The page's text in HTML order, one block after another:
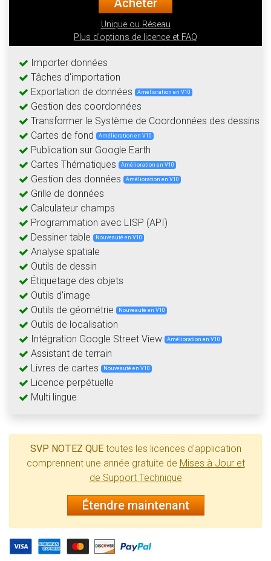
Acheter
Unique ou Réseau
Plus d'options de licence et FAQ
Importer données
Tâches d'importation
Exportation de données
Amélioration en V10
Gestion des coordonnées
Transformer le Système de Coordonnées des dessins
Cartes de fond
Amélioration en V10
Publication sur Google Earth
Cartes Thématiques
Amélioration en V10
Gestion des données Amélioration en V10
Grille de données
Calculateur champs
Programmation avec LISP (API)
Dessiner table
Nouveauté en V10
Analyse spatiale
Outils de dessin
Étiquetage des objets
Outils d'image
Outils de géométrie
Nouveauté en V10
Outils de localisation
Intégration Google Street View
Amélioration en V10
Assistant de terrain
Livres de cartes
Nouveauté en V10
Licence perpétuelle
Multi lingue
SVP NOTEZ QUEtoutes les licences d'application
comprennent une année gratuite de Mises à Jour et
de Support Technique
Étendre maintenant